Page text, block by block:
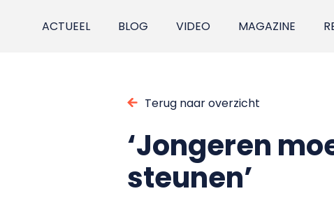
ACTUEEL BLOG VIDEO MAGAZINE
Terug naar overzicht
‘Jongeren
steunen’